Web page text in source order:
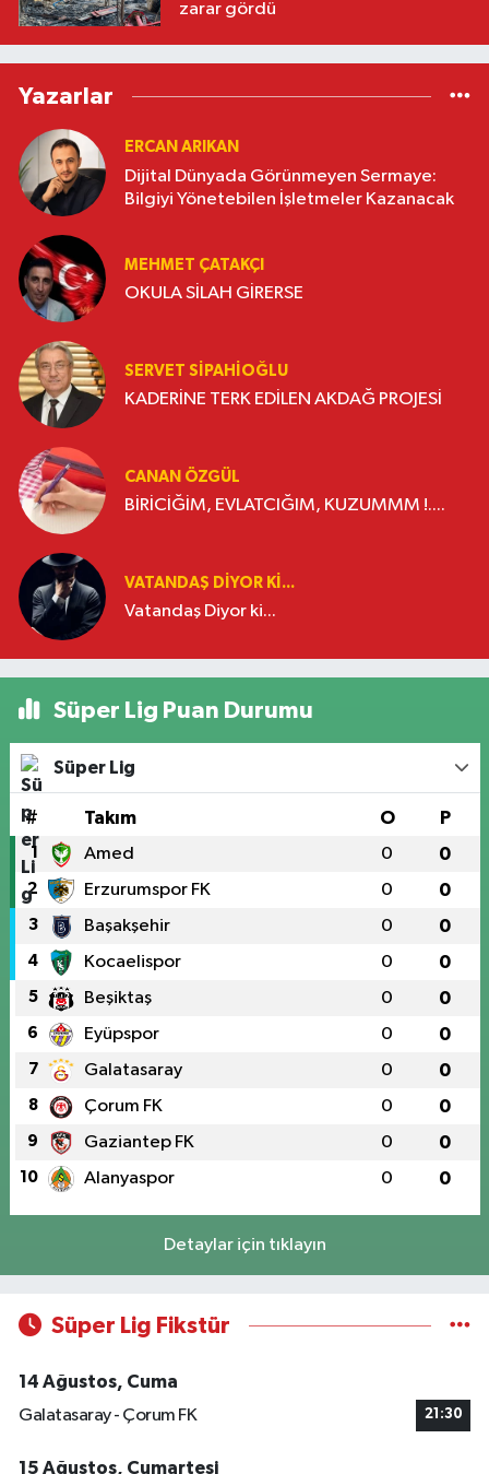
zarar gördü
Yazarlar
ERCAN ARIKAN
Dijital Dünyada Görünmeyen Sermaye:
Bilgiyi Yönetebilen İşletmeler Kazanacak
MEHMET ÇATAKÇI
OKULA SİLAH GİRERSE
SERVET SİPAHİOĞLU
KADERİNE TERK EDİLEN AKDAĞ PROJESİ
CANAN ÖZGÜL
BİRİCİĞİM, EVLATCIĞIM, KUZUMMM !....
VATANDAŞ DIYOR KI...
Vatandaş Diyor ki...
Süper Lig Puan Durumu
Süper Lig
# Takım O P
1 Amed 0 0
2 Erzurumspor FK 0 0
3 Başakşehir 0 0
4 Kocaelispor 0 0
5 Beşiktaş 0 0
6 Eyüpspor 0 0
7 Galatasaray 0 0
8 Çorum FK 0 0
9 Gaziantep FK 0 0
10 Alanyaspor 0 0
Detaylar için tıklayın
Süper Lig Fikstür
14 Ağustos, Cuma
Galatasaray - Çorum FK
21:30
15 Ağustos, Cumartesi